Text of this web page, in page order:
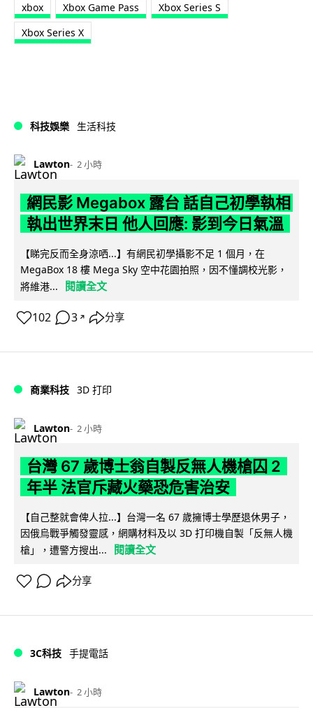
xbox Xbox Game Pass
Xbox Series S
Xbox Series X
科技娛樂 生活科技
Lawton 2 小時
網民影 Megabox 露台 話自己初學執相
執出世界末日 他人回應: 影到今日氣溫
【睇完反而全身涼哂...】有網民初學攝影不足 1 個月，在
MegaBox 18 樓 Mega Sky 空中花園拍照，因不懂調校光影，
將維港...
閱讀全文
102 3 ↗ 分享
商業科技 3D 打印
Lawton 2 小時
台灣 67 歲博士翁自製反無人機槍囚 2
年半 法官斥藏火藥恐危害治安
【自己整就會俾人拉...】台灣一名 67 歲擁博士學歷退休男子，
因俄烏戰爭觸發靈感，網購材料及以 3D 打印機自製「反無人機
槍」，遭警方搜出...
閱讀全文
分享
3C科技 手提電話
Lawton 2 小時